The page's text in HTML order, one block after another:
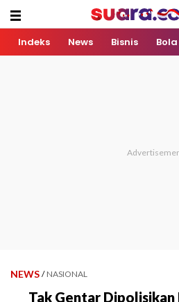
Indeks News Bisnis Bola
NEWS / NASIONAL
Tak Gentar Dipolisikan